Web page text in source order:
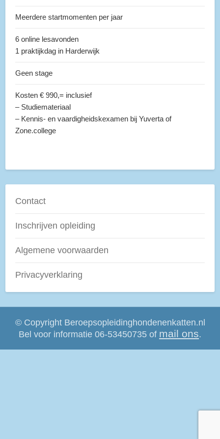
Meerdere startmomenten per jaar
6 online lesavonden
1 praktijkdag in Harderwijk
Geen stage
Kosten € 990,= inclusief
– Studiemateriaal
– Kennis- en vaardigheidskexamen bij Yuverta of
Zone.college
Contact
Inschrijven opleiding
Algemene voorwaarden
Privacyverklaring
© Copyright Beroepsopleidinghondenenkatten.nl
Bel voor informatie 06-53450735 of mail ons.